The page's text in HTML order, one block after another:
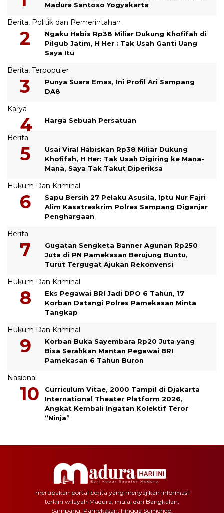
Madura Santoso Yogyakarta
Berita, Politik dan Pemerintahan
Ngaku Habis Rp38 Miliar Dukung Khofifah di
Pilgub Jatim, H Her : Tak Usah Ganti Uang
Saya Itu
Berita, Terpopuler
Punya Suara Emas, Ini Profil Ari Sampang
DA8
Karya
Harga Sebuah Persatuan
Berita
Usai Viral Habiskan Rp38 Miliar Dukung
Khofifah, H Her: Tak Usah Digiring ke Mana-
Mana, Saya Tak Takut Diperiksa
Hukum Dan Kriminal
Sapu Bersih 27 Pelaku Asusila, Iptu Nur Fajri
Alim Kasatreskrim Polres Sampang Diganjar
Penghargaan
Berita
Gugatan Sengketa Banner Agunan Rp250
Juta di PN Pamekasan Berujung Buntu,
Turut Tergugat Ajukan Rekonvensi
Hukum Dan Kriminal
Eks Pegawai BRI Jadi DPO 6 Tahun, 17
Korban Datangi Polres Pamekasan Minta
Tangkap
Hukum Dan Kriminal
Korban Buka Sayembara Rp20 Juta yang
Bisa Serahkan Mantan Pegawai BRI
Pamekasan 6 Tahun Buron
Nasional
Curriculum Vitae, 2000 Tampil di Djakarta
International Theater Platform 2026,
Angkat Kembali Ingatan Kolektif Teror
“Ninja”
merupakan portal berita yang menyajikan informasi
terkini wilayah Madura, mulai dari Bangkalan,
Sampang, Pamekasan, hingga Sumenep.